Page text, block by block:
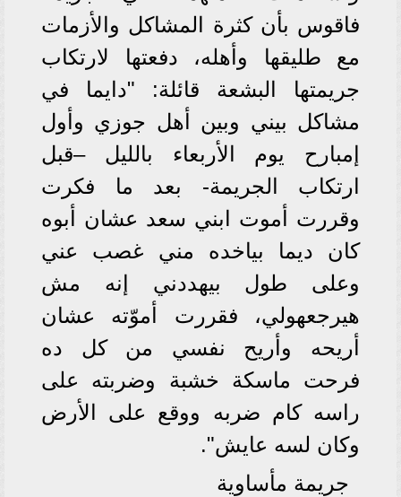
فاقوس بأن كثرة المشاكل والأزمات
مع طليقها وأهله، دفعتها لارتكاب
جريمتها البشعة قائلة: "دايما في
مشاكل بيني وبين أهل جوزي وأول
إمبارح يوم الأربعاء بالليل –قبل
ارتكاب الجريمة- بعد ما فكرت
وقررت أموت ابني سعد عشان أبوه
كان ديما بياخده مني غصب عني
وعلى طول بيهددني إنه مش
هيرجعهولي، فقررت أموّته عشان
أريحه وأريح نفسي من كل ده
فرحت ماسكة خشبة وضربته على
راسه كام ضربه ووقع على الأرض
وكان لسه عايش".
جريمة مأساوية